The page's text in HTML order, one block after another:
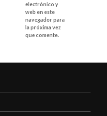
electrónico y
web en este
navegador para
la próxima vez
que comente.